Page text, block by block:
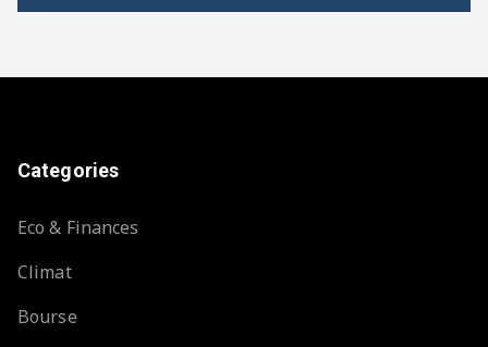
Categories
Eco & Finances
Climat
Bourse